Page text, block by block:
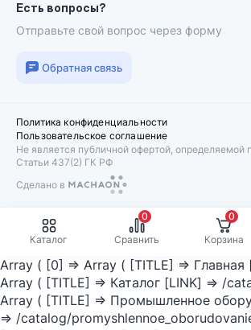
Есть вопросы?
Отправьте свой вопрос через форму
Обратная связь
Политика конфиденциальности
Пользовательское соглашение
Не является публичной офертой, определяемой
Статьи 437(2) ГК РФ
Сделано в
Machaon
Каталог
0
Сравнить
0
Корзина
Array ( [0] => Array ( [TITLE] => Главная
Array ( [TITLE] => Каталог [LINK] => /
Array ( [TITLE] => Промышленное
=> /catalog/